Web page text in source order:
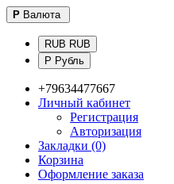
Р Валюта
RUB RUB
Р Рубль
+79634477667
Личный кабинет
Регистрация
Авторизация
Закладки (0)
Корзина
Оформление заказа